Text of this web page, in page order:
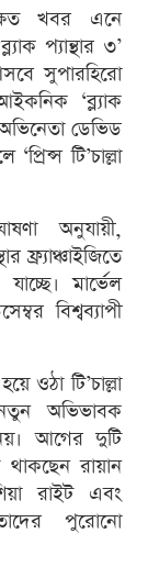
খবর এনে
প্যান্থার ৩’
সুপারহিরো
‘ব্ল্যাক
অভিনেতা ডেভিড
টি’চাল্লা
অনুযায়ী,
ফ্র্যাঞ্চাইজিতে
মার্ভেল
বিশ্বব্যাপী
ওঠা টি’চাল্লা
অভিভাবক
আগের দুটি
রায়ান
রাইট এবং
পুরোনো